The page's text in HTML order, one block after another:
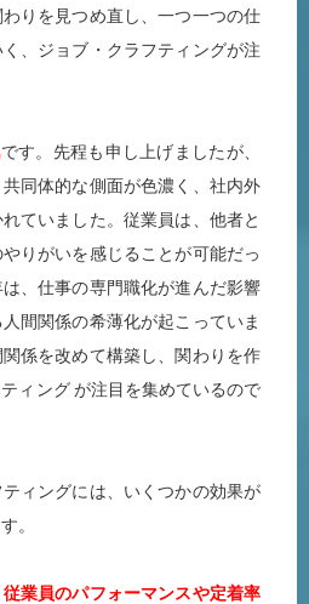
りを見つめ直し、一つ一つの仕
、ジョブ・クラフティングが注
です。先程も申し上げましたが、
同体的な側面が色濃く、社内外
ていました。従業員は、他者と
りがいを感じることが可能だっ
、仕事の専門職化が進んだ影響
間関係の希薄化が起こっていま
係を改めて構築し、関わりを作
ィング が注目を集めているので
ィングには、いくつかの効果が
。
従業員のパフォーマンスや定着率